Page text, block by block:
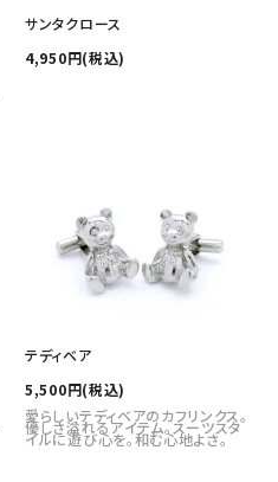
サンタクロース
4,950円(税込)
テディベア
5,500円(税込)
愛らしいテディベアのカフリンクス。
優しさ溢れるアイテム。スーツスタ
イルに遊び心を。和む心地よさ。